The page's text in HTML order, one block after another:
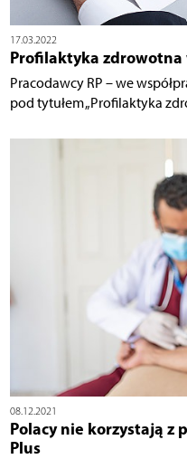
17.03.2022
Profilaktyka
Pracodawcy RP – we
pod tytułem „Profilaktyka
08.12.2021
Polacy nie korzystają z
Plus